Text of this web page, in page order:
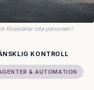
föreställer inte personen i
KONTROLL
& AUTOMATION